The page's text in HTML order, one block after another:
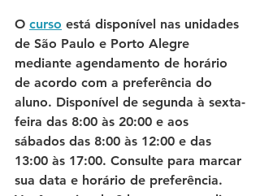
O curso está disponível nas unidades
de São Paulo e Porto Alegre
mediante agendamento de horário
de acordo com a preferência do
aluno. Disponível de segunda à sexta-
feira das 8:00 às 20:00 e aos
sábados das 8:00 às 12:00 e das
13:00 às 17:00. Consulte para marcar
sua data e horário de preferência.